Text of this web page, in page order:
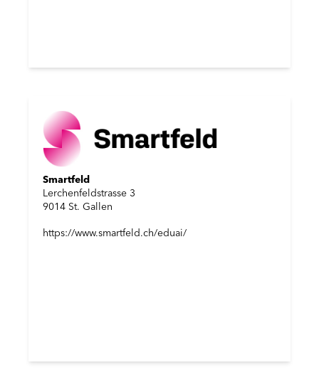
Smartfeld
Lerchenfeldstrasse 3
9014 St. Gallen
https://www.smartfeld.ch/eduai/